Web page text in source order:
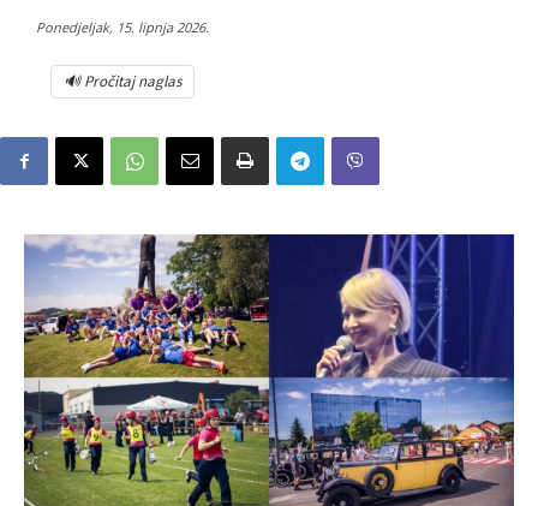
Ponedjeljak, 15. lipnja 2026.
🔊 Pročitaj naglas